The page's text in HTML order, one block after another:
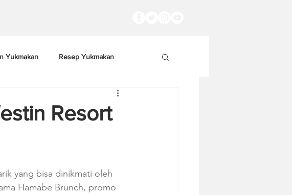
Yukmakan Resep Yukmakan
Resort
yang bisa dinikmati oleh
Hamabe Brunch, promo